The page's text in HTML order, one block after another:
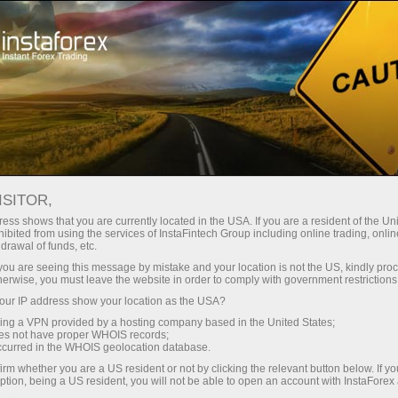
InstaForex के साथ आपको वास्तविक
लीवरेज, मार्केट में बेहतरीन स्प्रेड्स और
कमीशन, और स्टॉक्स व इंडेक्स ट्रेडिंग के लिए
फायदेमंद शर्तें।
छोटे
हर डिपॉजिट पर
30% बोनस
ट्रेडिंग में
और हाईवे पर गति
shows that you are currently located in the USA. If you are a resident of the
from using the services of InstaFintech Group including online trading,
of funds, etc.
are seeing this message by mistake and your location is not the US, kindly
you must leave the website in order to comply with government
IP address show your location as the USA?
a VPN provided by a hosting company based in the United States;
not have proper WHOIS records;
in the WHOIS geolocation database.
whether you are a US resident or not by clicking the relevant button below. If
being a US resident, you will not be able to open an account with InstaForex